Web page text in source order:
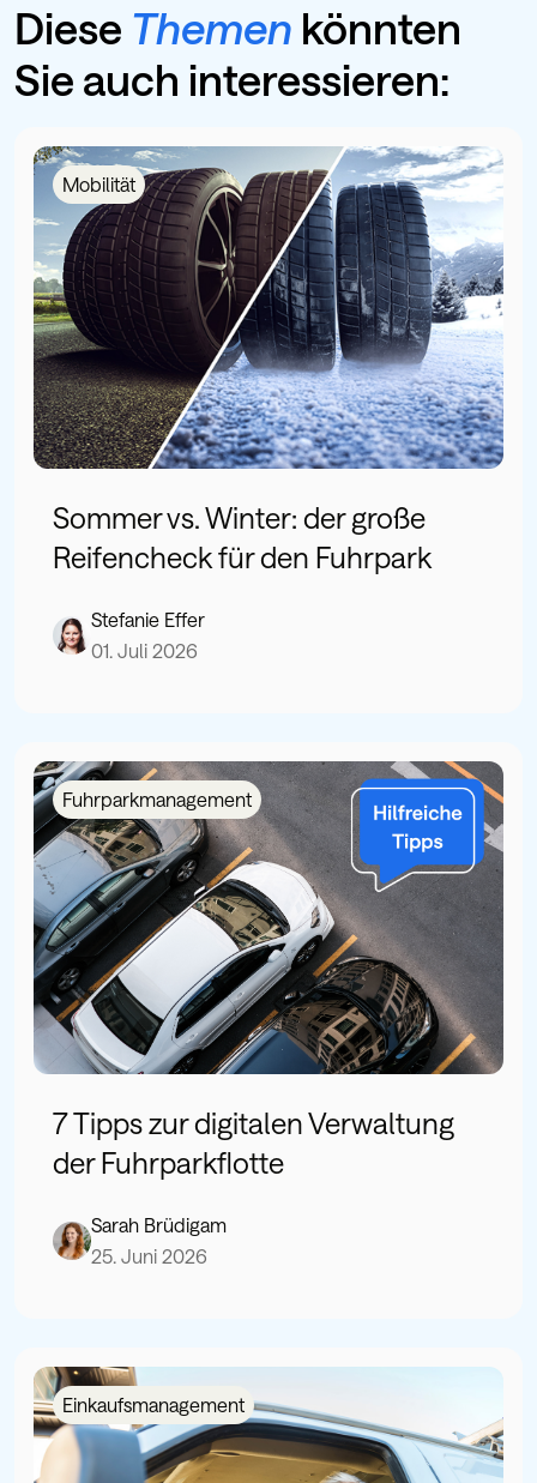
Diese Themen könnten
Sie auch interessieren:
Mobilität
Sommer vs. Winter: der große
Reifencheck für den Fuhrpark
Stefanie Effer
01. Juli 2026
Fuhrparkmanagement
7 Tipps zur digitalen Verwaltung
der Fuhrparkflotte
Sarah Brüdigam
25. Juni 2026
Einkaufsmanagement